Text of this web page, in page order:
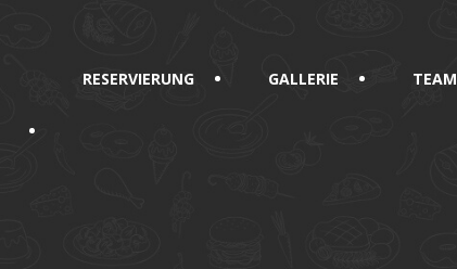
RESERVIERUNG GALLERIE TEAM